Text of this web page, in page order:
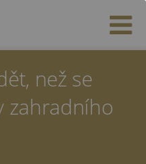
než se
zahradního